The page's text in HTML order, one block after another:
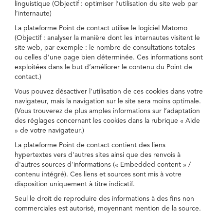
linguistique (Objectif : optimiser l’utilisation du site web par
l’internaute)
La plateforme Point de contact utilise le logiciel Matomo
(Objectif : analyser la manière dont les internautes visitent le
site web, par exemple : le nombre de consultations totales
ou celles d’une page bien déterminée. Ces informations sont
exploitées dans le but d’améliorer le contenu du Point de
contact.)
Vous pouvez désactiver l’utilisation de ces cookies dans votre
navigateur, mais la navigation sur le site sera moins optimale.
(Vous trouverez de plus amples informations sur l’adaptation
des réglages concernant les cookies dans la rubrique « Aide
» de votre navigateur.)
La plateforme Point de contact contient des liens
hypertextes vers d'autres sites ainsi que des renvois à
d'autres sources d'informations (« Embedded content » /
contenu intégré). Ces liens et sources sont mis à votre
disposition uniquement à titre indicatif.
Seul le droit de reproduire des informations à des fins non
commerciales est autorisé, moyennant mention de la source.